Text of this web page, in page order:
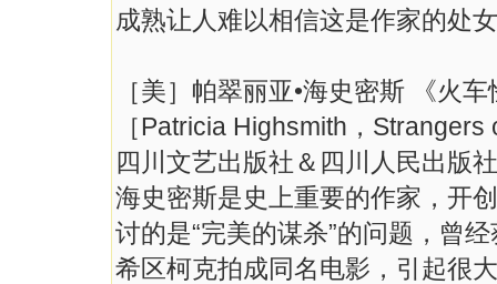
成熟让人难以相信这是作家的处
［美］帕翠丽亚•海史密斯 《火
［Patricia Highsmith，
四川文艺出版社＆四川人民出版
海史密斯是史上重要的作家，开
讨的是“完美的谋杀”的问题，曾
希区柯克拍成同名电影，引起很